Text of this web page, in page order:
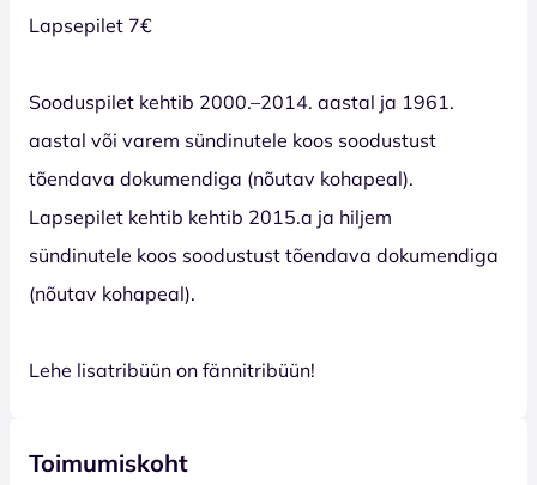
Lapsepilet 7€
Sooduspilet kehtib 2000.–2014. aastal ja 1961.
aastal või varem sündinutele koos soodustust
tõendava dokumendiga (nõutav kohapeal).
Lapsepilet kehtib kehtib 2015.a ja hiljem
sündinutele koos soodustust tõendava dokumendiga
(nõutav kohapeal).
Lehe lisatribüün on fännitribüün!
Toimumiskoht